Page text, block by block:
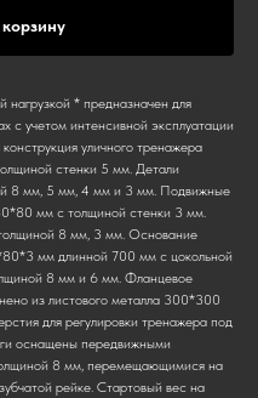
* предназначен для
с учетом интенсивной эксплуатации
уличного тренажера
стенки 5 мм. Детали
8 мм, 5 мм, 4 мм и 3 мм. Подвижные
мм с толщиной стенки 3 мм.
толщиной 8 мм, 3 мм. Основание
мм длинной 700 мм с цокольной
8 мм и 6 мм. Фланцевое
из листового металла 300*300
для регулировки тренажера под
оснащены передвижными
8 мм, перемещающимися на
рейке. Стартовый вес на